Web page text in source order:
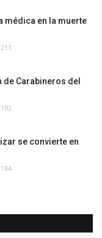
médica en la muerte
211
de Carabineros del
192
se convierte en
184